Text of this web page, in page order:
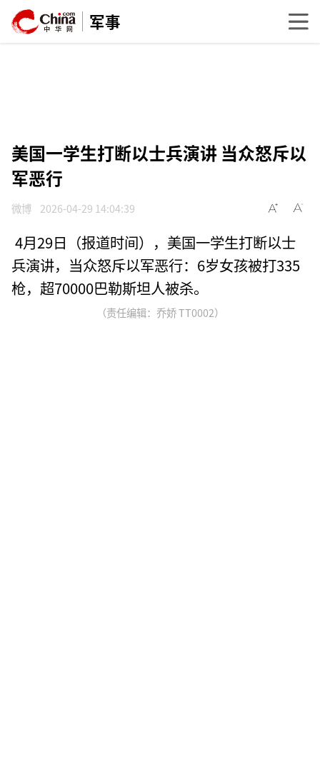
军事
美国一学生打断以士兵演讲 当众怒斥以
军恶行
微博 2026-04-29 14:04:39
4月29日（报道时间），美国一学生打断以士
兵演讲，当众怒斥以军恶行：6岁女孩被打335
枪，超70000巴勒斯坦人被杀。
（责任编辑：乔娇 TT0002）